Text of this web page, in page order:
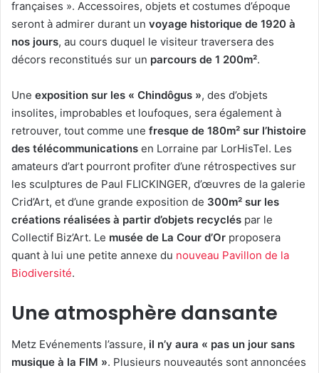
françaises ». Accessoires, objets et costumes d’époque
seront à admirer durant un voyage historique de 1920 à
nos jours, au cours duquel le visiteur traversera des
décors reconstitués sur un parcours de 1 200m².
Une exposition sur les « Chindôgus », des d’objets
insolites, improbables et loufoques, sera également à
retrouver, tout comme une fresque de 180m² sur l’histoire
des télécommunications en Lorraine par LorHisTel. Les
amateurs d’art pourront profiter d’une rétrospectives sur
les sculptures de Paul FLICKINGER, d’œuvres de la galerie
Crid’Art, et d’une grande exposition de 300m² sur les
créations réalisées à partir d’objets recyclés par le
Collectif Biz’Art. Le musée de La Cour d’Or proposera
quant à lui une petite annexe du nouveau Pavillon de la
Biodiversité.
Une atmosphère dansante
Metz Evénements l’assure, il n’y aura « pas un jour sans
musique à la FIM ». Plusieurs nouveautés sont annoncées